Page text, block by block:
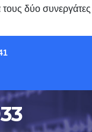
δύο συνεργάτες